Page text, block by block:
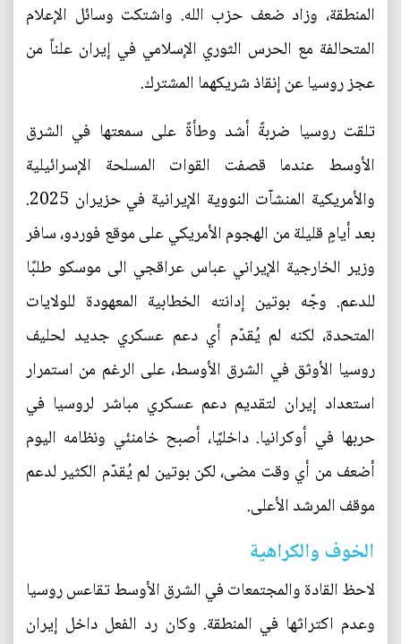
المنطقة، وزاد ضعف حزب الله. واشتكت وسائل الإعلام
المتحالفة مع الحرس الثوري الإسلامي في إيران علناً من
عجز روسيا عن إنقاذ شريكهما المشترك.
تلقت روسيا ضربةً أشد وطأةً على سمعتها في الشرق
الأوسط عندما قصفت القوات المسلحة الإسرائيلية
والأمريكية المنشآت النووية الإيرانية في حزيران 2025.
بعد أيامٍ قليلة من الهجوم الأمريكي على موقع فوردو، سافر
وزير الخارجية الإيراني عباس عراقجي الى موسكو طلبًا
للدعم. وجّه بوتين إدانته الخطابية المعهودة للولايات
المتحدة، لكنه لم يُقدّم أي دعم عسكري جديد لحليف
روسيا الأوثق في الشرق الأوسط، على الرغم من استمرار
استعداد إيران لتقديم دعم عسكري مباشر لروسيا في
حربها في أوكرانيا. داخليًا، أصبح خامنئي ونظامه اليوم
أضعف من أي وقت مضى، لكن بوتين لم يُقدّم الكثير لدعم
موقف المرشد الأعلى.
الخوف والكراهية
لاحظ القادة والمجتمعات في الشرق الأوسط تقاعس روسيا
وعدم اكتراثها في المنطقة. وكان رد الفعل داخل إيران